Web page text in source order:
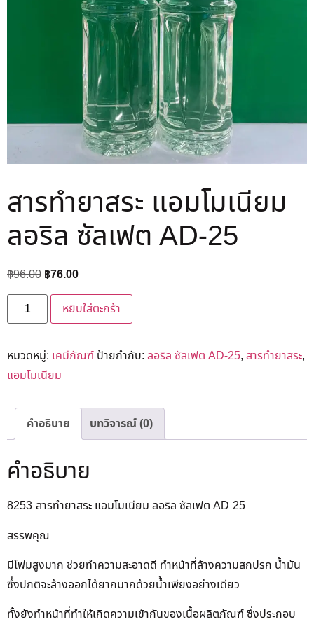
สารทำยาสระ แอมโมเนียม
ลอริล ซัลเฟต AD-25
฿96.00฿76.00
หยิบใส่ตะกร้า
หมวดหมู่: เคมีภัณฑ์ ป้ายกำกับ: ลอริล ซัลเฟต AD-25, สารทำยาสระ,
แอมโมเนียม
คำอธิบาย บทวิจารณ์ (0)
คำอธิบาย
8253-สารทำยาสระ แอมโมเนียม ลอริล ซัลเฟต AD-25
สรรพคุณ
มีโฟมสูงมาก ช่วยทำความสะอาดดี ทำหน้าที่ล้างความสกปรก น้ำมัน
ซึ่งปกติจะล้างออกได้ยากมากด้วยน้ำเพียงอย่างเดียว
ทั้งยังทำหน้าที่ทำให้เกิดความเข้ากันของเนื้อผลิตภัณฑ์ ซึ่งประกอบ